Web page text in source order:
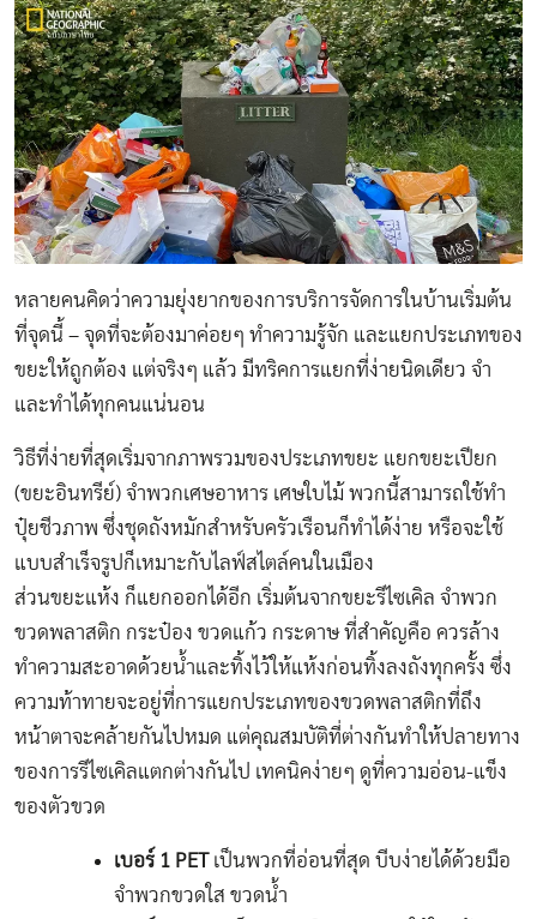
หลายคนคิดว่าความยุ่งยากของการบริการจัดการในบ้านเริ่มต้น
ที่จุดนี้ – จุดที่จะต้องมาค่อยๆ ทำความรู้จัก และแยกประเภทของ
ขยะให้ถูกต้อง แต่จริงๆ แล้ว มีทริคการแยกที่ง่ายนิดเดียว จำ
และทำได้ทุกคนแน่นอน
วิธีที่ง่ายที่สุดเริ่มจากภาพรวมของประเภทขยะ แยกขยะเปียก
(ขยะอินทรีย์) จำพวกเศษอาหาร เศษใบไม้ พวกนี้สามารถใช้ทำ
ปุ๋ยชีวภาพ ซึ่งชุดถังหมักสำหรับครัวเรือนก็ทำได้ง่าย หรือจะใช้
แบบสำเร็จรูปก็เหมาะกับไลฟ์สไตล์คนในเมือง
ส่วนขยะแห้ง ก็แยกออกได้อีก เริ่มต้นจากขยะรีไซเคิล จำพวก
ขวดพลาสติก กระป๋อง ขวดแก้ว กระดาษ ที่สำคัญคือ ควรล้าง
ทำความสะอาดด้วยน้ำและทิ้งไว้ให้แห้งก่อนทิ้งลงถังทุกครั้ง ซึ่ง
ความท้าทายจะอยู่ที่การแยกประเภทของขวดพลาสติกที่ถึง
หน้าตาจะคล้ายกันไปหมด แต่คุณสมบัติที่ต่างกันทำให้ปลายทาง
ของการรีไซเคิลแตกต่างกันไป เทคนิคง่ายๆ ดูที่ความอ่อน-แข็ง
ของตัวขวด
เบอร์ 1 PETเป็นพวกที่อ่อนที่สุด บีบง่ายได้ด้วยมือ
จำพวกขวดใส ขวดน้ำ